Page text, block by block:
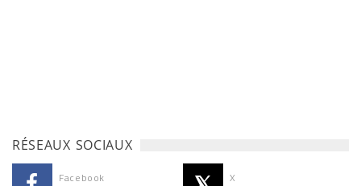
RÉSEAUX SOCIAUX
Facebook X